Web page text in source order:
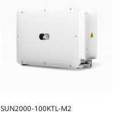
SUN2000-100KTL-M2